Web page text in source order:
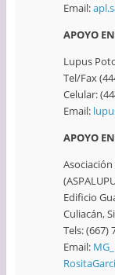
Email:
APOYO
Lupus
Tel/Fax
Celular:
Email:
APOYO
Asociación
Edificio
Culiacán,
Tels: (667)
Email: